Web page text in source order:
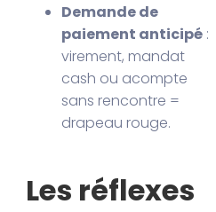
Demande de
paiement anticipé :
virement, mandat
cash ou acompte
sans rencontre =
drapeau rouge.
Les réflexes